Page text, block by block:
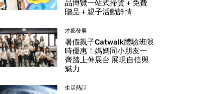
品博覽一站式掃貨＋免費
贈品＋親子活動詳情
才藝發展
暑假親子Catwalk體驗班限
時優惠！媽媽同小朋友一
齊踏上伸展台 展現自信與
魅力
生活熱話